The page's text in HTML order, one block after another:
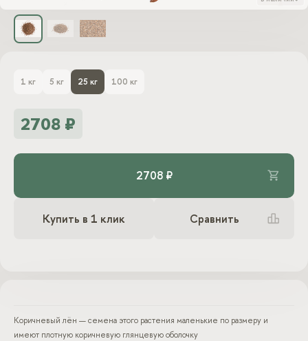
1 кг 5 кг 25 кг 100 кг
2708 ₽
2708 ₽
Купить в 1 клик Сравнить
Коричневый лён — семена этого растения маленькие по размеру и
имеют плотную коричневую глянцевую оболочку